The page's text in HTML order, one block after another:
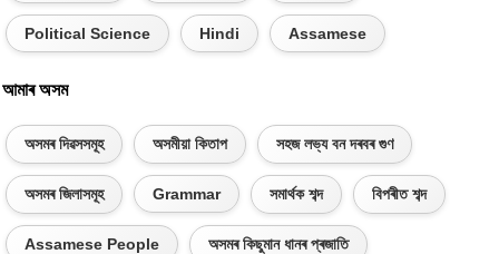
Political Science Hindi Assamese
আমাৰ অসম
অসমৰ দিৱসসমূহ অসমীয়া কিতাপ সহজ লভ্য বন দৰবৰ গুণ
অসমৰ জিলাসমূহ Grammar সমাৰ্থক শব্দ বিপৰীত শব্দ
Assamese People অসমৰ কিছুমান ধানৰ প্ৰজাতি